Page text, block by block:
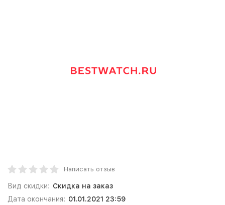
Написать отзыв
Вид скидки: Скидка на заказ
Дата окончания: 01.01.2021 23:59